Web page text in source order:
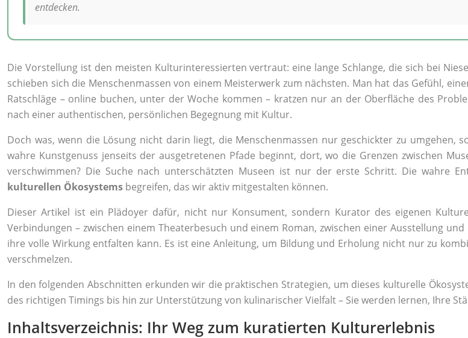
entdecken.
Die Vorstellung ist den meisten Kulturinteressierten vertraut: eine lange Schlange, die sich bei
schieben sich die Menschenmassen von einem Meisterwerk zum nächsten. Man hat das Gefühl,
Ratschläge – online buchen, unter der Woche kommen – kratzen nur an der Oberfläche des
nach einer authentischen, persönlichen Begegnung mit Kultur.
Doch was, wenn die Lösung nicht darin liegt, die Menschenmassen nur geschickter zu umgehen,
wahre Kunstgenuss jenseits der ausgetretenen Pfade beginnt, dort, wo die Grenzen zwischen
verschwimmen? Die Suche nach unterschätzten Museen ist nur der erste Schritt. Die wahre
kulturellen Ökosystems begreifen, das wir aktiv mitgestalten können.
Dieser Artikel ist ein Plädoyer dafür, nicht nur Konsument, sondern Kurator des eigenen
Verbindungen – zwischen einem Theaterbesuch und einem Roman, zwischen einer Ausstellung
ihre volle Wirkung entfalten kann. Es ist eine Anleitung, um Bildung und Erholung nicht nur zu
verschmelzen.
In den folgenden Abschnitten erkunden wir die praktischen Strategien, um dieses kulturelle
des richtigen Timings bis hin zur Unterstützung von kulinarischer Vielfalt – Sie werden lernen, Ihre
Inhaltsverzeichnis: Ihr Weg zum kuratierten Kulturerlebnis